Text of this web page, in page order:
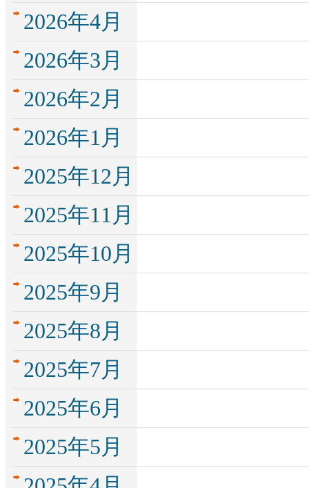
2026年4月
2026年3月
2026年2月
2026年1月
2025年12月
2025年11月
2025年10月
2025年9月
2025年8月
2025年7月
2025年6月
2025年5月